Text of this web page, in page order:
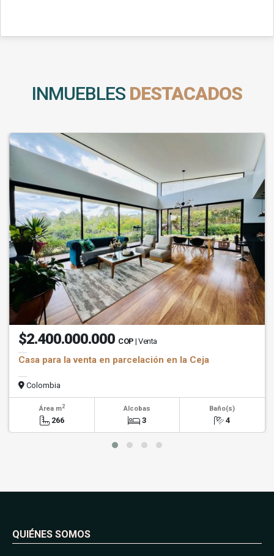
INMUEBLES DESTACADOS
$2.400.000.000 COP | Venta
Casa para la venta en parcelación en la Ceja
Colombia
Área m2
266
Alcobas
3
Baño(s)
4
QUIÉNES SOMOS